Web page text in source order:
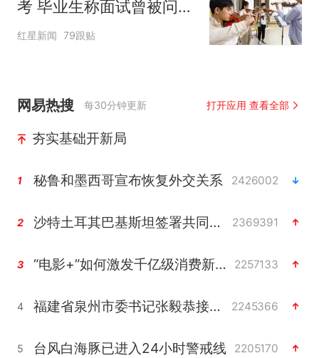
考 毕业生称面试曾被问
“如何策划晚会” 专家：遏
红星新闻 79跟贴
网易热搜 每30分钟更新 打开应用 查看全部
夯实基础开新局
1 秘鲁和墨西哥宣布恢复外交关系 2426002
2 沙特土耳其巴基斯坦签署共同防务协议 2369391
3 “电影+”如何激发千亿级消费新活力？ 2257133
4 福建省泉州市委书记张毅恭接受纪律审查和监察调查 2245366
5 台风白海豚已进入24小时警戒线 2205170